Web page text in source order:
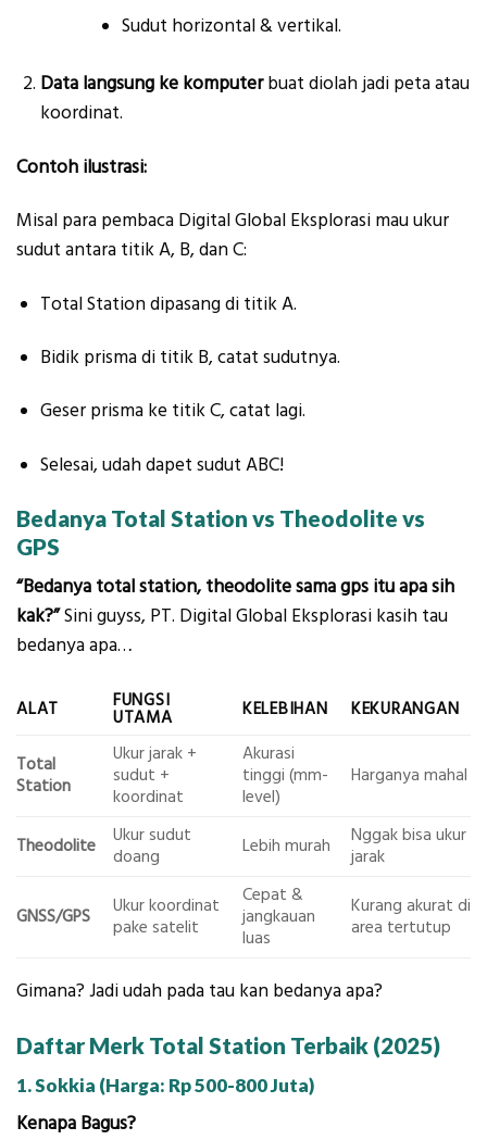
Sudut horizontal & vertikal.
Data langsung ke komputerbuat diolah jadi peta atau
koordinat.
Contoh ilustrasi:
Misal para pembaca Digital Global Eksplorasi mau ukur
sudut antara titik A, B, dan C:
Total Station dipasang di titik A.
Bidik prisma di titik B, catat sudutnya.
Geser prisma ke titik C, catat lagi.
Selesai, udah dapet sudut ABC!
Bedanya Total Station vs Theodolite vs
GPS
“Bedanya total station, theodolite sama gps itu apa sih
kak?”Sini guyss, PT. Digital Global Eksplorasi kasih tau
bedanya apa…
ALAT FUNGSI
UTAMA KELEBIHAN KEKURANGAN
Total
Station
Ukur jarak +
sudut +
koordinat
Akurasi
tinggi (mm-
level)
Harganya mahal
Theodolite
Ukur sudut
doang
Lebih murah
Nggak bisa ukur
jarak
GNSS/GPS
Ukur koordinat
pake satelit
Cepat &
jangkauan
luas
Kurang akurat di
area tertutup
Gimana? Jadi udah pada tau kan bedanya apa?
Daftar Merk Total Station Terbaik (2025)
1. Sokkia (Harga: Rp 500-800 Juta)
Kenapa Bagus?